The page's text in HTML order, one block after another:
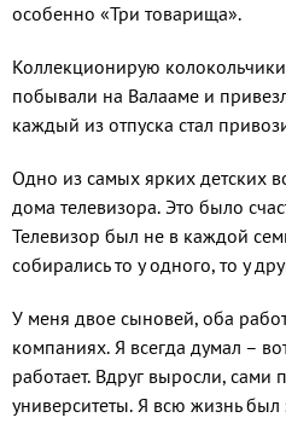
особенно «Три товарища».
Коллекционирую
побывали на Валааме и
каждый из отпуска стал
Одно из самых ярких детских
дома телевизора. Это было
Телевизор был не в каждой
собирались то у одного, то у
У меня двое сыновей, оба
компаниях. Я всегда думал –
работает. Вдруг выросли, сами
университеты. Я всю жизнь был